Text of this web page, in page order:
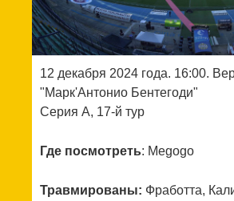
12 декабря 2024 года. 16:00.
"Марк'Антонио Бентегоди"
Серия А, 17-й тур
Где посмотреть: Megogo
Травмированы: Фработта,